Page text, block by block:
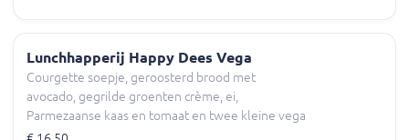
Lunchhapperij Happy Dees Vega
Courgette soepje, geroosterd brood met
avocado, gegrilde groenten crème, ei,
Parmezaanse kaas en tomaat en twee kleine vega
kroketjes